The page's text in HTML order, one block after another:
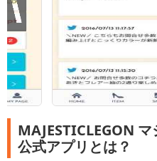
MAJESTICLEGON
公式アプリとは？